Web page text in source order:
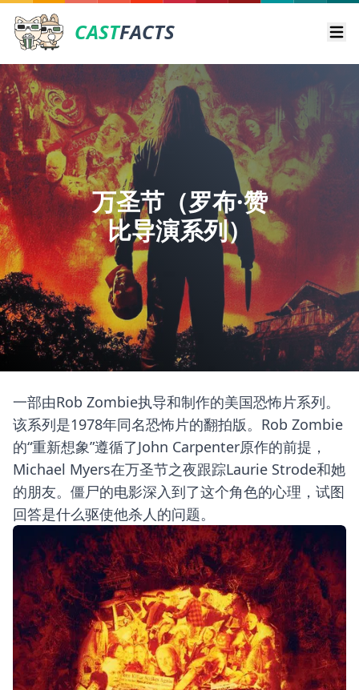
CASTFACTS
万圣节（罗布·赞
比导演系列）
一部由Rob Zombie执导和制作的美国恐怖片系列。
该系列是1978年同名恐怖片的翻拍版。Rob Zombie
的“重新想象”遵循了John Carpenter原作的前提，
Michael Myers在万圣节之夜跟踪Laurie Strode和她
的朋友。僵尸的电影深入到了这个角色的心理，试图
回答是什么驱使他杀人的问题。